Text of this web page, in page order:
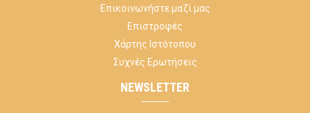
Επικοινωνήστε μαζί μας
Επιστροφές
Χάρτης Ιστότοπου
Συχνές Ερωτήσεις
NEWSLETTER